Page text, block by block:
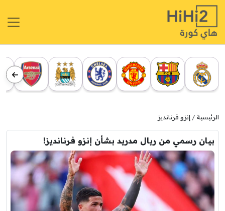
الرئيسية إنزو فرنانديز
بيان رسمي من ريال مدريد بشأن إنزو فرنانديز!